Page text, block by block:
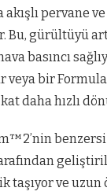
pervane
Bu, gürültüyü
basıncı
veya bir
daha hızlı
taşıyor ve